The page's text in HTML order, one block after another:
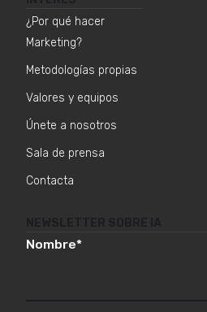
¿Por qué hacer
Marketing?
Metodologías propias
Valores y equipos
Únete a nosotros
Sala de prensa
Contacta
Nombre*